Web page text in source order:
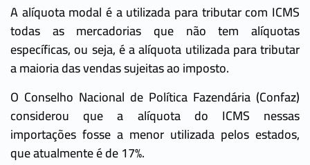
A alíquota modal é a utilizada para tributar com ICMS
todas as mercadorias que não tem alíquotas
específicas, ou seja, é a alíquota utilizada para tributar
a maioria das vendas sujeitas ao imposto.
O Conselho Nacional de Política Fazendária (Confaz)
considerou que a alíquota do ICMS nessas
importações fosse a menor utilizada pelos estados,
que atualmente é de 17%.